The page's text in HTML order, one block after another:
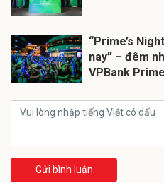
“Prime’s
nay” – đêm
VPBank Prime
Gửi bình luận